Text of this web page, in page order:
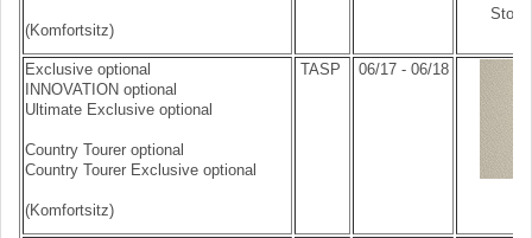
(Komfortsitz)
Stoff
Exclusive optional
INNOVATION optional
Ultimate Exclusive optional
Country Tourer optional
Country Tourer Exclusive optional
(Komfortsitz)
TASP 06/17 - 06/18